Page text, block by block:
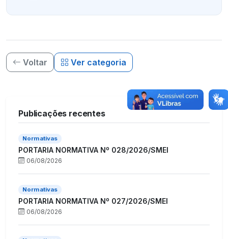
Voltar Ver categoria
Publicações recentes
Normativas
PORTARIA NORMATIVA Nº 028/2026/SMEI
06/08/2026
Normativas
PORTARIA NORMATIVA Nº 027/2026/SMEI
06/08/2026